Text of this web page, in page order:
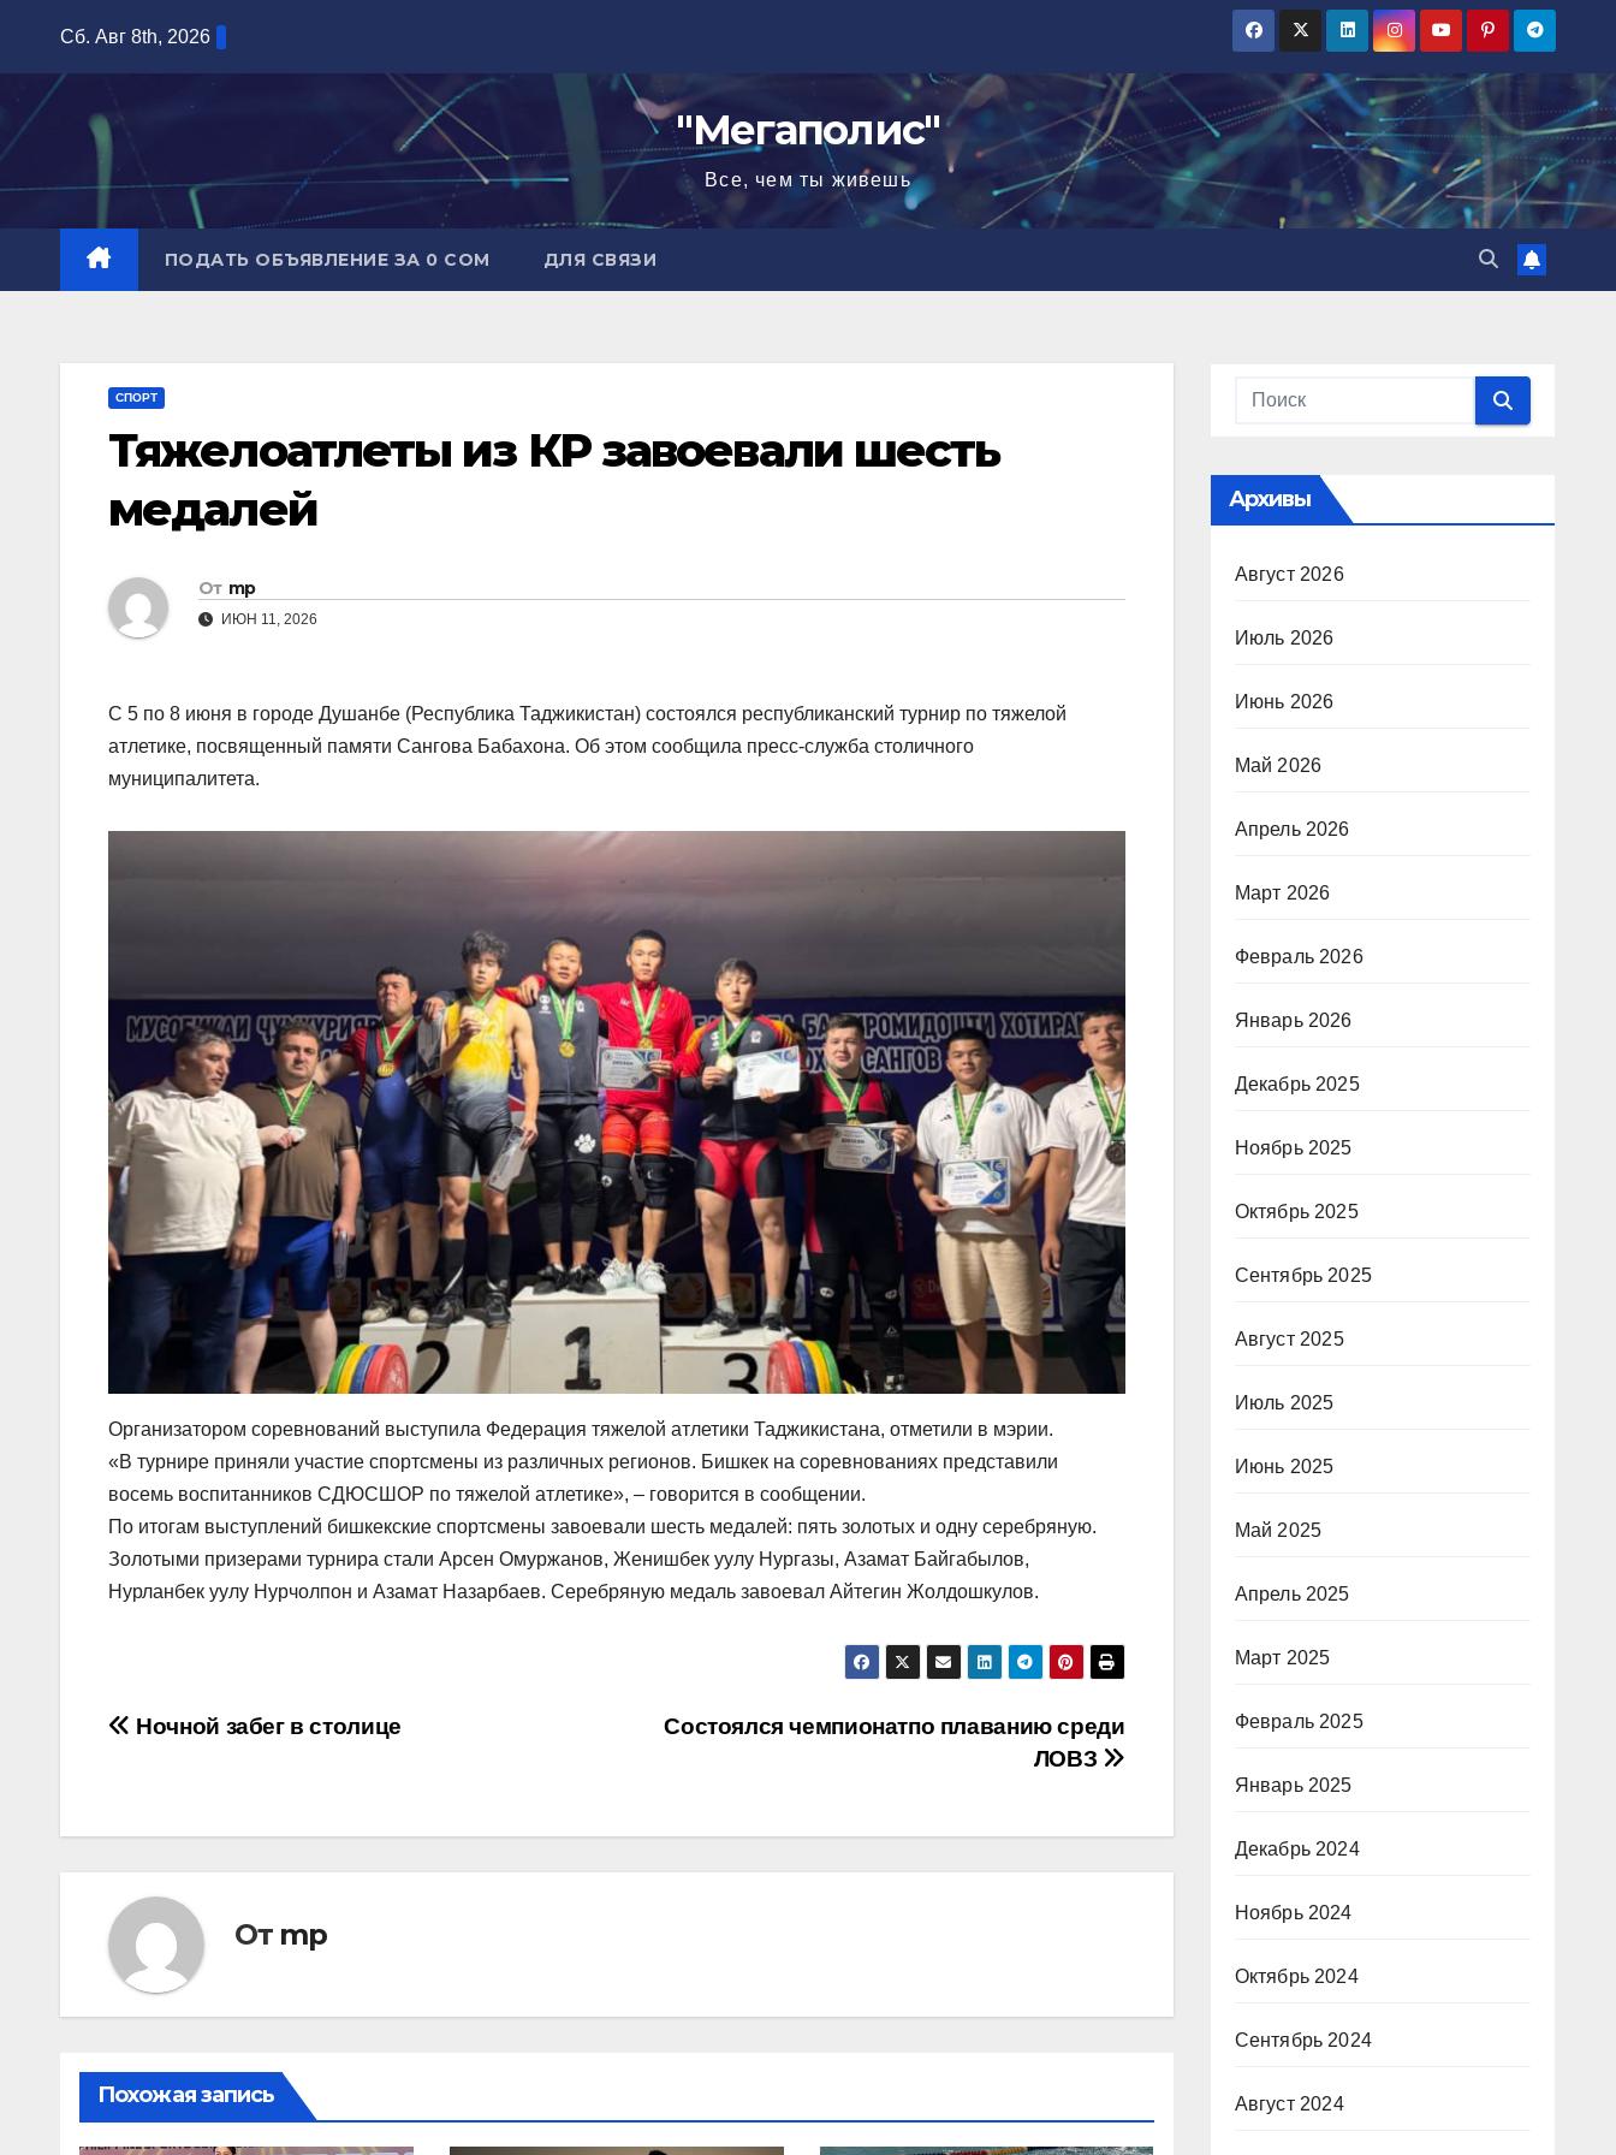
содержимому
Сб. Авг 8th, 2026
"Мегаполис"
Все, чем ты живешь
ПОДАТЬ ОБЪЯВЛЕНИЕ ЗА 0 СОМ ДЛЯ СВЯЗИ
СПОРТ
Тяжелоатлеты из КР завоевали шесть
медалей
От mp
ИЮН 11, 2026
С 5 по 8 июня в городе Душанбе (Республика Таджикистан) состоялся республиканский турнир по тяжелой
атлетике, посвященный памяти Сангова Бабахона. Об этом сообщила пресс-служба столичного
муниципалитета.
Организатором соревнований выступила Федерация тяжелой атлетики Таджикистана, отметили в мэрии.
«В турнире приняли участие спортсмены из различных регионов. Бишкек на соревнованиях представили
восемь воспитанников СДЮСШОР по тяжелой атлетике», – говорится в сообщении.
По итогам выступлений бишкекские спортсмены завоевали шесть медалей: пять золотых и одну серебряную.
Золотыми призерами турнира стали Арсен Омуржанов, Женишбек уулу Нургазы, Азамат Байгабылов,
Нурланбек уулу Нурчолпон и Азамат Назарбаев. Серебряную медаль завоевал Айтегин Жолдошкулов.
Навигация
записям
Состоялся чемпионатпо плаванию среди
ЛОВЗ
Ночной забег в столице
От mp
Похожая запись
Архивы
Август 2026
Июль 2026
Июнь 2026
Май 2026
Апрель 2026
Март 2026
Февраль 2026
Январь 2026
Декабрь 2025
Ноябрь 2025
Октябрь 2025
Сентябрь 2025
Август 2025
Июль 2025
Июнь 2025
Май 2025
Апрель 2025
Март 2025
Февраль 2025
Январь 2025
Декабрь 2024
Ноябрь 2024
Октябрь 2024
Сентябрь 2024
Август 2024